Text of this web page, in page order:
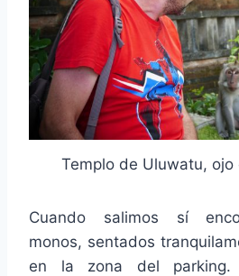
Templo de Uluwatu, ojo
Cuando salimos sí
monos, sentados
en la zona del parking.